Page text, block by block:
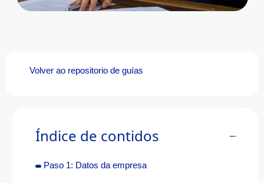
Volver ao repositorio de guías
Índice de contidos
Paso 1: Datos da empresa